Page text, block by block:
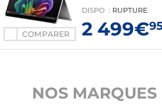
COMPARER
13" OLED
Webcam
DISPO : RUPTURE
2 499€95
NOS